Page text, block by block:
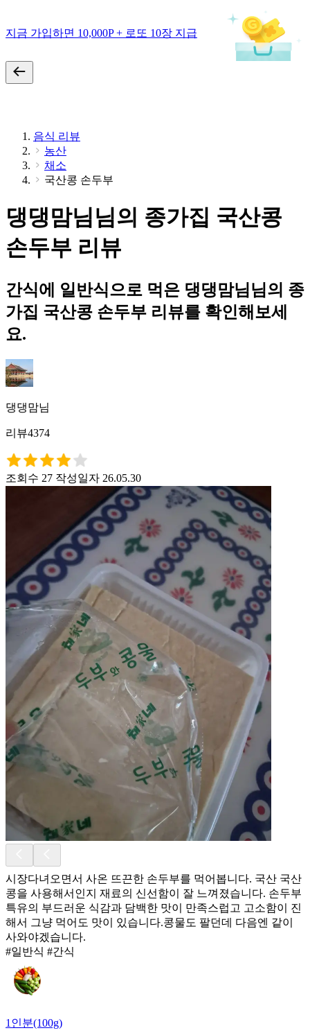
지금 가입하면 10,000P + 로또 10장 지급
음식 리뷰
농산
채소
국산콩 손두부
댕댕맘님님의 종가집 국산콩
손두부 리뷰
간식에 일반식으로 먹은 댕댕맘님님의 종
가집 국산콩 손두부 리뷰를 확인해보세
요.
댕댕맘님
리뷰4374
조회수 27 작성일자 26.05.30
시장다녀오면서 사온 뜨끈한 손두부를 먹어봅니다. 국산 국산
콩을 사용해서인지 재료의 신선함이 잘 느껴졌습니다. 손두부
특유의 부드러운 식감과 담백한 맛이 만족스럽고 고소함이 진
해서 그냥 먹어도 맛이 있습니다.콩물도 팔던데 다음엔 같이
사와야겠습니다.
#일반식 #간식
1인분(100g)